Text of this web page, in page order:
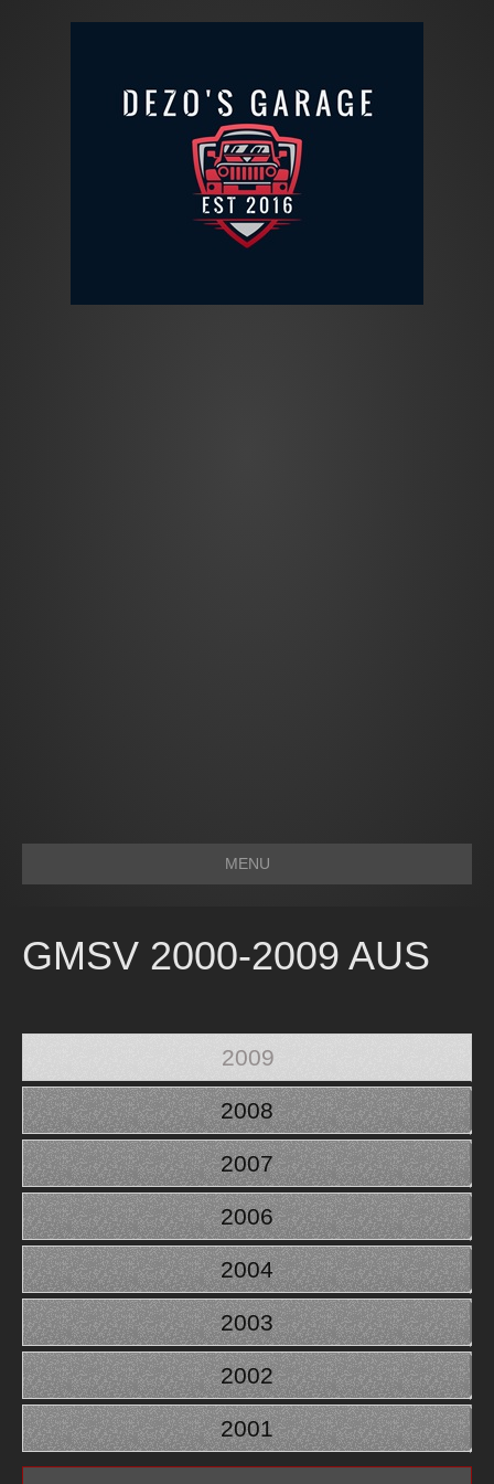
MENU
GMSV 2000-2009 AUS
2009
2008
2007
2006
2004
2003
2002
2001